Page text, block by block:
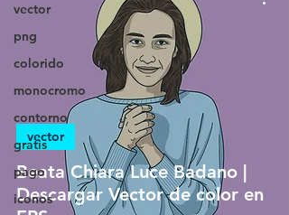
vector
png
colorido
monocromo
contorno
gratis
pago
iconos
Beata Chiara Luce Badano |
Descargar Vector de color en
vector